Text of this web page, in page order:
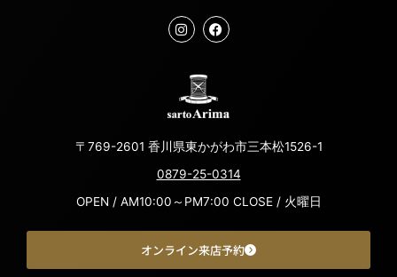
〒769-2601 香川県東かがわ市三本松1526-1
0879-25-0314
OPEN / AM10:00～PM7:00 CLOSE / 火曜日
オンライン来店予約